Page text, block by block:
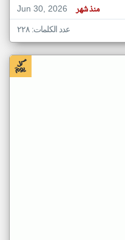
Jun 30, 2026
منذ شهر
عدد الكلمات: ٢٢٨